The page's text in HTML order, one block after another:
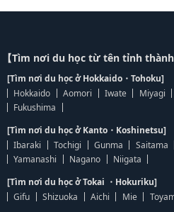
【Tìm nơi du học từ tên tỉnh thành
[Tìm nơi du học ở Hokkaido・Tohoku]
Hokkaido
Aomori Iwate Miyagi
Fukushima
[Tìm nơi du học ở Kanto・Koshinetsu]
Ibaraki
Tochigi Gunma Saitama
Yamanashi
Nagano
Niigata
[Tìm nơi du học ở Tokai ・Hokuriku]
Gifu
Shizuoka Aichi Mie